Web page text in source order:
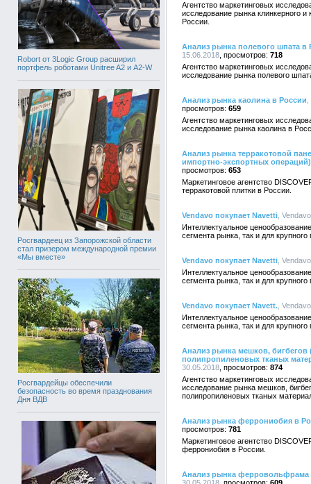
Robort от 3Logic Group расширил
портфель роботами Unitree A2 и A2-W
Росгвардеец из Запорожской области
стал призером международной премии
«Мы вместе»
Росгвардейцы обеспечили
безопасность во время празднования
Дня ВДВ
Агентство маркетинговых
исследование рынка клинкерного и
России.
Анализ рынка полевого шпата в
15.06.2018
718
Агентство маркетинговых
исследование рынка полевого
Анализ рынка каолина в России
659
Агентство маркетинговых
исследование рынка каолина в
Анализ рынка терракотовой
импортно-экспортных операций)
653
Маркетинговое агентство
терракотовой плитки в России.
Vendavo покупает Navetti ,
Интеллектуальное
сегмента рынка, так и для
Vendavo покупает Navetti ,
Интеллектуальное
сегмента рынка, так и для
Vendavo покупает Navett. ,
Интеллектуальное
сегмента рынка, так и для
Анализ рынка мешков, бигбегов
полипропиленовых тканых
30.05.2018
874
Агентство маркетинговых
исследование рынка мешков,
полипропиленовых тканых
Анализ рынка феррониобия в
781
Маркетинговое агентство
феррониобия в России.
Анализ рынка ферровольфрама